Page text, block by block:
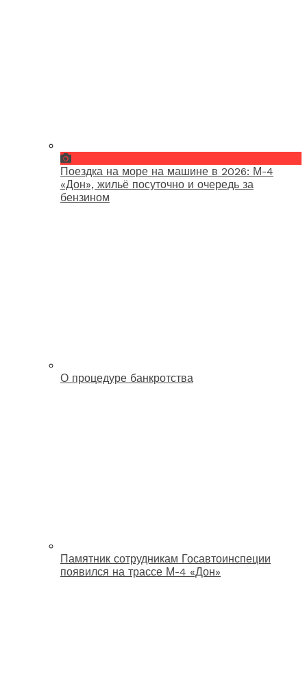
Поездка на море на машине в 2026: М-4
«Дон», жильё посуточно и очередь за
бензином
О процедуре банкротства
Памятник сотрудникам Госавтоинспеции
появился на трассе М-4 «Дон»